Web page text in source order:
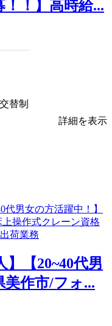
！】高時給...
替制
詳細を表示
】【20~40代男
美作市/フォ...